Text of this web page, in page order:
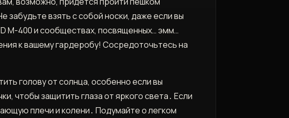
взять с собой носки, даже если вы
M-400 и сообществах, посвященных… эмм…
к вашему гардеробу! Сосредоточьтесь на
голову от солнца, особенно если вы
чтобы защитить глаза от яркого света․ Если
плечи и колени․ Подумайте о легком